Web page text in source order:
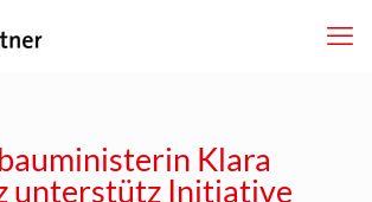
Klara
unterstütz Initiative